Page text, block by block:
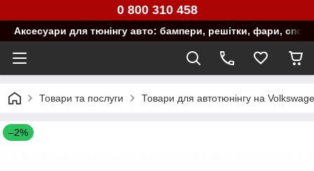
0 800 310 458
Аксесуари для тюнінгу авто: бампери, решітки, фари,
Товари та послуги Товари для автотюнінгу на
–2%